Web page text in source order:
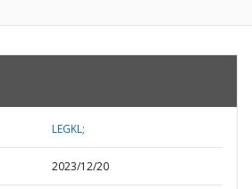
LEGKL;
2023/12/20